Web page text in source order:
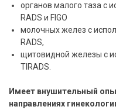
органов малого таза с
RADS и FIGO
молочных желез с
RADS,
щитовидной железы с
TIRADS.
Имеет внушительный
направлениях